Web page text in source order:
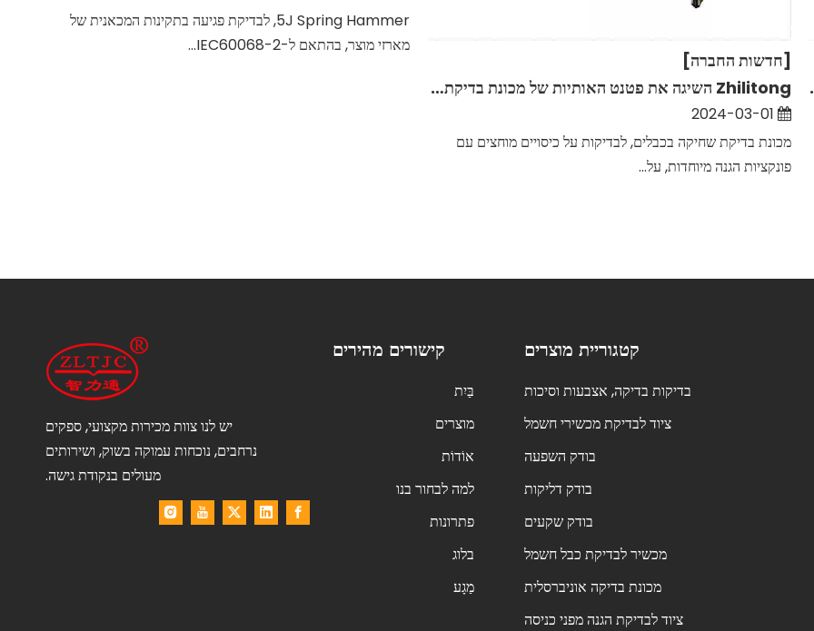
5J Spring Hammer, לבדיקת פגיעה בתקינות המכאנית של
מארזי מוצר, בהתאם ל-IEC60068-2...
[חדשות החברה]
Zhilitong השיגה את פטנט האותיות של מכונת בדיקת שחיקה בכבלים.
2024-03-01
מכונת בדיקת שחיקה בכבלים, לבדיקות על כיסויים מוחצים עם
פונקציות הגנה מיוחדות, על...
יש לנו צוות מכירות מקצועי, ספקים
נרחבים, נוכחות עמוקה בשוק, ושירותים
מעולים בנקודת גישה.
קישורים מהירים
בַּיִת
מוצרים
אוֹדוֹת
למה לבחור בנו
פתרונות
בלוג
מַגָע
קטגוריית מוצרים
בדיקות בדיקה, אצבעות וסיכות
ציוד לבדיקת מכשירי חשמל
בודק השפעה
בודק דליקות
בודק שקעים
מכשיר לבדיקת כבל חשמל
מכונת בדיקה אוניברסלית
ציוד לבדיקת הגנה מפני כניסה